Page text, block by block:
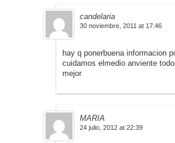
candelaria
30 noviembre, 2011 at 17:46
hay q ponerbuena informacion
cuidamos elmedio anviente
mejor
MARIA
24 julio, 2012 at 22:39